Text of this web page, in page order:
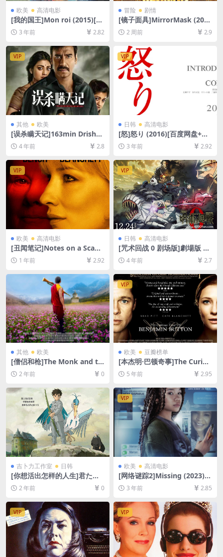
欧美 高清电影
[我的国王]Mon roi (2015)[百
度网盘+夸克网盘1080P超清
未删减资源][网盘在线播放/下
载][MP4/8GB][中文字幕]
3 年前 2.82
冒险 剧情
[镜子面具]MirrorMask (200
5)[百度网盘+夸克网盘1080P
超清未删减资源][网盘在线播
放/下载][MP4/6.7GB][中英字
幕]
2 周前 2.9
VIP
其他 欧美
[误杀瞒天记]163min Drishya
m (2015)[百度网盘+夸克网盘
+迅雷云盘资源1080P超清未
删减][MP4/10GB][中英字幕]
4 年前 2.8
VIP
日韩 高清电影
[怒]怒り (2016)[百度网盘+夸
克网盘1080P超清未删减资源]
[网盘在线播放/下载][MP4/8.
9GB][中文字幕]
3 年前 2.92
VIP
欧美 高清电影
[丑闻笔记]Notes on a Scand
al (2006)[百度网盘+夸克网盘
1080P超清未删减资源][网盘
[中英字幕]
1 年前 2.92
VIP
日韩 高清电影
[咒术回战 0 剧场版]劇場版 呪
術廻戦 0 (2021)[百度网盘+迅
雷云盘资源1080P超清未删减]
4 年前 2.7
其他 欧美
[僧侣和枪]The Monk and th
e Gun (2023)[百度网盘+夸克
网盘1080P超清未删减资源]
[网盘在线播放/下载][MP4/6.
7GB][中文字幕]
2 年前 0
VIP
欧美 豆瓣榜单
[本杰明·巴顿奇事]The Curiou
s Case of Benjamin Button
(2008)[百度网盘+迅雷云盘资
源1080P超清未删减][MP4/10
GB][中英字幕]
5 年前 2.95
吉卜力工作室 日韩
[你想活出怎样的人生]君たち
はどう生きるか (2023)[百度
网盘+夸克网盘1080P超清未
删减资源][网盘在线播放/下
载][MP4/7.9GB][中文字幕]
2 年前 0
VIP
欧美 高清电影
[网络谜踪2]Missing (2023)
[百度网盘+迅雷云盘资源1080
P超清未删减][MP4/6GB][中
英字幕]
3 年前 2.85
VIP VIP